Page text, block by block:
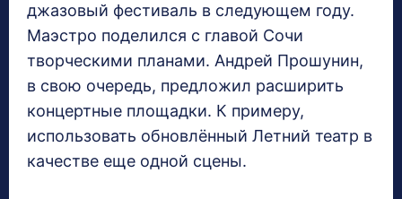
джазовый фестиваль в следующем году.
Маэстро поделился с главой Сочи
творческими планами. Андрей Прошунин,
в свою очередь, предложил расширить
концертные площадки. К примеру,
использовать обновлённый Летний театр в
качестве еще одной сцены.